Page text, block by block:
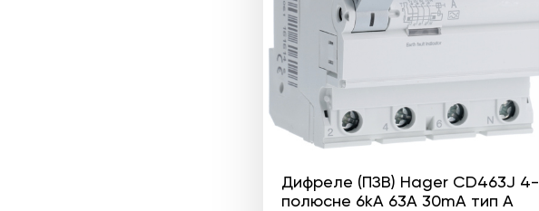
Дифреле (ПЗВ) Hager CD463J 4-
полюсне 6kА 63А 30mA тип А